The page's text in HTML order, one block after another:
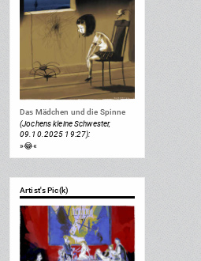
Das Mädchen und die Spinne
(Jochens kleine Schwester,
09.10.2025 19:27):
»😂«
Artist's Pic(k)